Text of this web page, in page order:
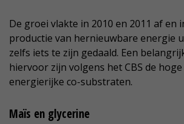
De groei vlakte in 2010 en 2011 af en
productie van hernieuwbare energie
zelfs iets te zijn gedaald. Een
hiervoor zijn volgens het CBS de
energierijke co-substraten.
Maïs en glycerine